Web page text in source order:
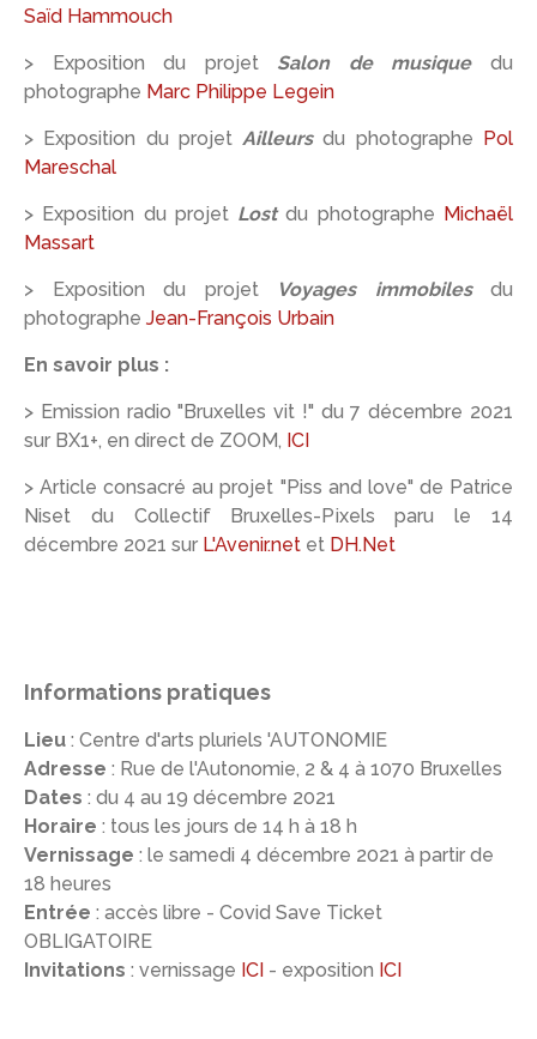
Saïd Hammouch
> Exposition du projet Salon de musiquedu
photographe Marc Philippe Legein
> Exposition du projetAilleursdu photographe Pol
Mareschal
> Exposition du projet Lostdu photographe Michaël
Massart
> Exposition du projet Voyages immobilesdu
photographe Jean-François Urbain
En savoir plus :
> Emission radio "Bruxelles vit !" du 7 décembre 2021
sur BX1+, en direct de ZOOM, ICI
> Article consacré au projet "Piss and love" de Patrice
Niset du Collectif Bruxelles-Pixels paru le 14
décembre 2021 sur L'Avenir.net et DH.Net
Informations pratiques
Lieu : Centre d'arts pluriels 'AUTONOMIE
Adresse : Rue de l'Autonomie, 2 & 4 à 1070 Bruxelles
Dates : du 4 au 19 décembre 2021
Horaire : tous les jours de 14 h à 18 h
Vernissage : le samedi 4 décembre 2021 à partir de
18 heures
Entrée : accès libre - Covid Save Ticket
OBLIGATOIRE
Invitations : vernissage ICI - exposition ICI